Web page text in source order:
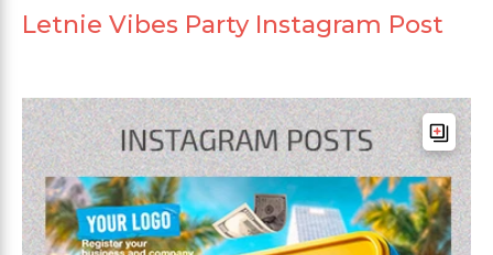
Letnie Vibes Party Instagram Post